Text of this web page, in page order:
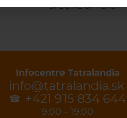
SPECIAL OFFERS
Infocentre Tatralandia
info@tatralandia.sk
☎ +421 915 834 644
9:00 - 19:00